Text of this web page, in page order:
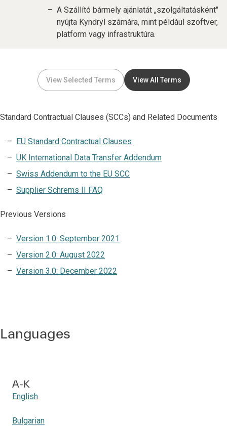
A Szállító bármely ajánlatát „szolgáltatásként"
nyújta Kyndryl számára, mint például szoftver,
platform vagy infrastruktúra.
View Selected Terms View All Terms
Standard Contractual Clauses (SCCs) and Related Documents
EU Standard Contractual Clauses
UK International Data Transfer Addendum
Swiss Addendum to the EU SCC
Supplier Schrems II FAQ
Previous Versions
Version 1.0: September 2021
Version 2.0: August 2022
Version 3.0: December 2022
Languages
A-K
English
Bulgarian